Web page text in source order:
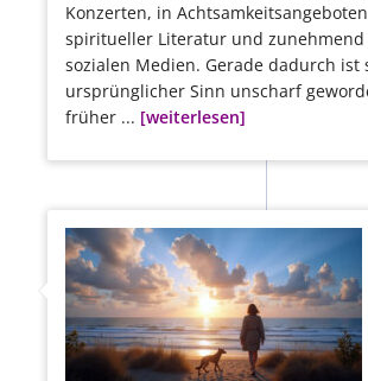
Konzerten, in
spiritueller Literatur und zunehmend
sozialen Medien. Gerade dadurch ist
ursprünglicher Sinn unscharf
früher ... [weiterlesen]